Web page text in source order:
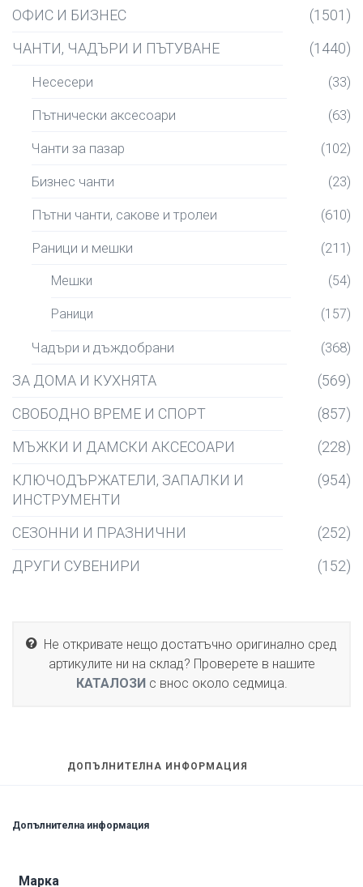
ОФИС И БИЗНЕС
(1501)
ЧАНТИ, ЧАДЪРИ И ПЪТУВАНЕ
(1440)
Несесери (33)
Пътнически аксесоари (63)
Чанти за пазар (102)
Бизнес чанти (23)
Пътни чанти, сакове и тролеи (610)
Раници и мешки (211)
Мешки (54)
Раници (157)
Чадъри и дъждобрани (368)
ЗА ДОМА И КУХНЯТА
(569)
СВОБОДНО ВРЕМЕ И СПОРТ
(857)
МЪЖКИ И ДАМСКИ АКСЕСОАРИ
(228)
КЛЮЧОДЪРЖАТЕЛИ, ЗАПАЛКИ И
ИНСТРУМЕНТИ
(954)
СЕЗОННИ И ПРАЗНИЧНИ
(252)
ДРУГИ СУВЕНИРИ
(152)
Не откривате нещо достатъчно оригинално сред
артикулите ни на склад? Проверете в нашите
КАТАЛОЗИс внос около седмица.
ДОПЪЛНИТЕЛНА ИНФОРМАЦИЯ
Допълнителна информация
Марка